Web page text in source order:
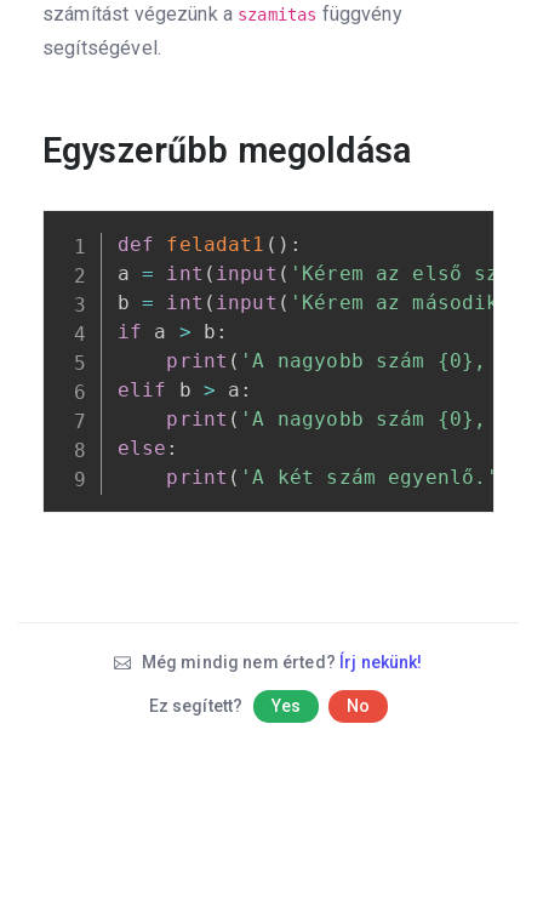
számítást végezünk a szamitas függvény
segítségével.
Egyszerűbb megoldása
def feladat1 ( ) :
a = int ( input ( 'Kérem az első
b = int ( input ( 'Kérem az második
if a > b :
print ( 'A nagyobb szám {0}, a
elif b > a :
print ( 'A nagyobb szám {0}, a
else :
print ( 'A két szám egyenlő.'
Még mindig nem érted? Írj nekünk!
Ez segített? Yes No